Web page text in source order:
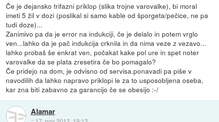
Če je dejansko trifazni priklop (slika trojne varovalke), bi moral
imeti 5 žil v dozi (poslikal si samo kable od šporgeta/pečice, ne pa
tudi doze)...
Zanimivo pa da je error na indukciji, če je delalo in potem vrglo
ven...lahko da je pač indukcija crknila in da nima veze z vezavo...
lahko probaš še enkrat ven, počakat kake pol ure in spet noter
varovalke da se plata zresetira če bo pomagalo?
Če pridejo na dom, je odvisno od servisa.ponavadi pa piše v
navodilih da lahko napravo priklopi le za to usposobljena oseba,
kar zna biti zabavno za garancijo če se obesijo :-/
Alamar